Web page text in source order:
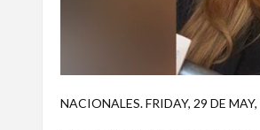
SANTIAGO
NACIONALES.FRIDAY, 29 DE